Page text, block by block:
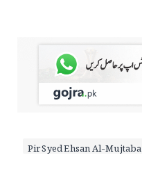
Pir Syed Ehsan Al-Mujtaba